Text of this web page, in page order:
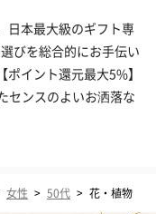
日本最大級のギフト専
びを総合的にお手伝い
イント還元最大5%】
センスのよいお洒落な
女性 > 50代 > 花・植物